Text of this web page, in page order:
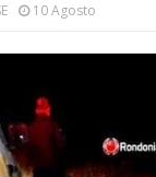
10 Agosto